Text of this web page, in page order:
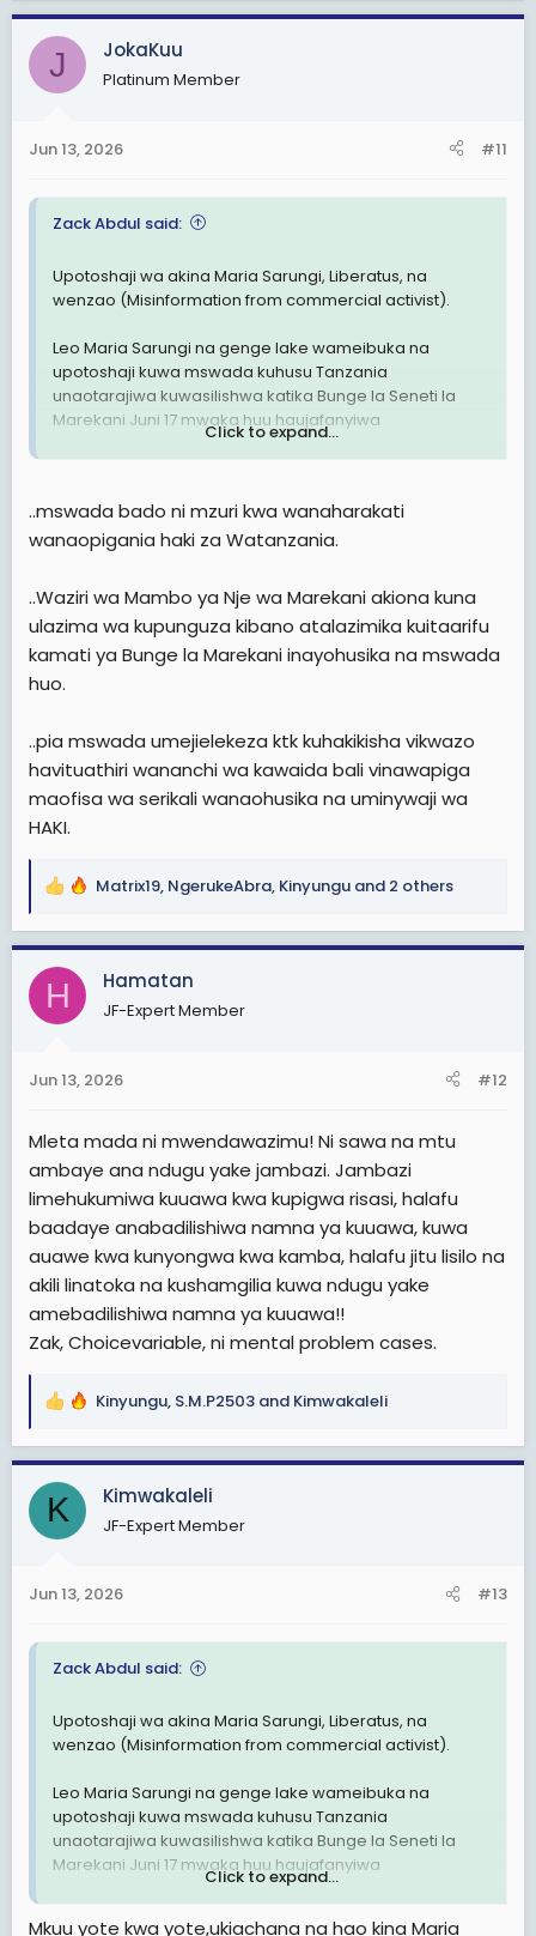
a
c
i
s
J JokaKuu
Platinum Member
Jun 13, 2026 #11
Zack Abdul said:
Upotoshaji wa akina Maria Sarungi, Liberatus, na
wenzao (Misinformation from commercial activist).
Leo Maria Sarungi na genge lake wameibuka na
upotoshaji kuwa mswada kuhusu Tanzania
unaotarajiwa kuwasilishwa katika Bunge la Seneti la
Marekani Juni 17 mwaka huu haujafanyiwa
kadhaa vitathibitisha, mabadiliko yamefanyika. Tafsiri
ya mabadiliko haya ni kwamba Marekani, kinyume cha
imeonesha kuwa haina nia ya kuitenga Tanzania bali
inataka kuendelea kushirikiana nayo kwa maslahi ya
pamoja.
Viambatanisho vya kilichofanyika na ulinganisho kati ya
KUONDOA ZUIO (WAIVER) Katika muswada wa awali,
hakukuwa na kipengele hiki cha kuondoa zuio.
Muswada wa sasa unairuhusu Serikali ya Marekani
kuondoa mazuio yoyote yanayoweza kuwekwa dhidi
kufanya hivyo kunalinda maslahi ya Marekani. Hii
maana yake ni kwamba mambo yote yako mezani,
View attachment 3606557
3606558View attachment 3606559
3606560View attachment 3606561
Click to expand...
..mswada bado ni mzuri kwa wanaharakati
wanaopigania haki za Watanzania.
..Waziri wa Mambo ya Nje wa Marekani akiona kuna
ulazima wa kupunguza kibano atalazimika kuitaarifu
kamati ya Bunge la Marekani inayohusika na mswada
huo.
..pia mswada umejielekeza ktk kuhakikisha vikwazo
havituathiri wananchi wa kawaida bali vinawapiga
maofisa wa serikali wanaohusika na uminywaji wa
HAKI.
R
a
c
i
s
Matrix19, NgerukeAbra, Kinyungu and 2 others
H Hamatan
JF-Expert Member
Jun 13, 2026 #12
Mleta mada ni mwendawazimu! Ni sawa na mtu
ambaye ana ndugu yake jambazi. Jambazi
limehukumiwa kuuawa kwa kupigwa risasi, halafu
baadaye anabadilishiwa namna ya kuuawa, kuwa
auawe kwa kunyongwa kwa kamba, halafu jitu lisilo na
akili linatoka na kushamgilia kuwa ndugu yake
amebadilishiwa namna ya kuuawa!!
Zak, Choicevariable, ni mental problem cases.
R
a
c
i
s
Kinyungu, S.M.P2503 and Kimwakaleli
K Kimwakaleli
JF-Expert Member
Jun 13, 2026 #13
Zack Abdul said:
Upotoshaji wa akina Maria Sarungi, Liberatus, na
wenzao (Misinformation from commercial activist).
Leo Maria Sarungi na genge lake wameibuka na
upotoshaji kuwa mswada kuhusu Tanzania
unaotarajiwa kuwasilishwa katika Bunge la Seneti la
Marekani Juni 17 mwaka huu haujafanyiwa
Click to expand...
Mkuu yote kwa yote,ukiachana na hao kina Maria